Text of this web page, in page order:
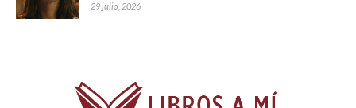
29 julio, 2026